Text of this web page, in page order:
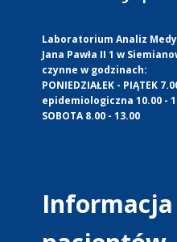
Laboratorium Analiz
Jana Pawła II 1 w
czynne w godzinach:
PONIEDZIAŁEK - PIĄTEK
epidemiologiczna 10.00 -
SOBOTA 8.00 - 13.00